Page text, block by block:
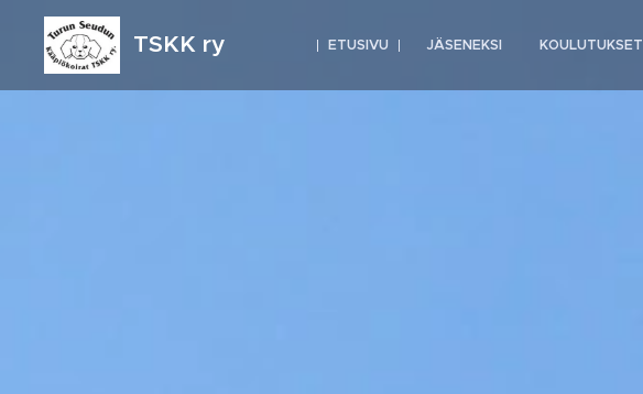
TSKK ry ETUSIVU JÄSENEKSI KOULUTUKSET